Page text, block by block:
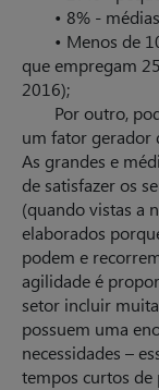
• 8% -
• Menos de
que empregam
2016);
Por outro,
um fator gerador
As grandes e
de satisfazer os
(quando vistas a
elaborados
podem e
agilidade é
setor incluir
possuem uma
necessidades –
tempos curtos de